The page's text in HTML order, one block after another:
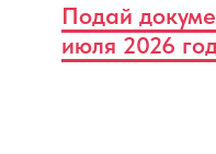
Подай
июля 2026